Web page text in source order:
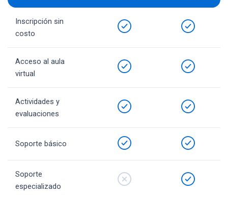
Inscripción sin
costo
Acceso al aula
virtual
Actividades y
evaluaciones
Soporte básico
Soporte
especializado